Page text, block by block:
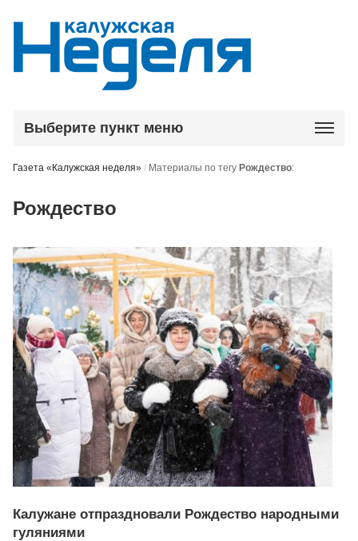
Выберите пункт меню
Газета «Калужская неделя» / Материалы по тегу Рождество:
Рождество
Калужане отпраздновали Рождество народными
гуляниями